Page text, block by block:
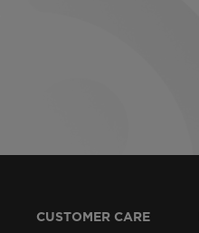
CUSTOMER CARE